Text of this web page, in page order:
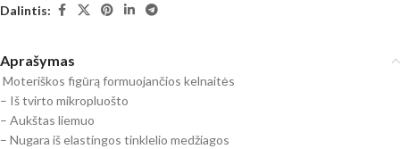
Dalintis:
Aprašymas
Moteriškos figūrą formuojančios kelnaitės
– Iš tvirto mikropluošto
– Aukštas liemuo
– Nugara iš elastingos tinklelio medžiagos